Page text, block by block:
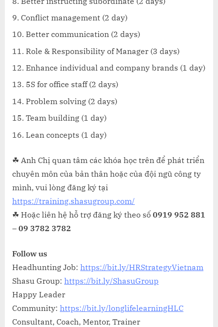
Conflict management (2 day)
Better communication (2 days)
Role & Responsibility of Manager (3 days)
Enhance individual and company brands (1 day)
5S for office staff (2 days)
Problem solving (2 days)
Team building (1 day)
Lean concepts (1 day)
☘ Anh Chị quan tâm các khóa học trên để phát triển
chuyên môn của bản thân hoặc của đội ngũ công ty
mình, vui lòng đăng ký tại
https://training.shasugroup.com/
☘ Hoặc liên hệ hỗ trợ đăng ký theo số 0919 952 881
– 09 3782 3782
Follow us
Headhunting Job: https://bit.ly/HRStrategyVietnam
Shasu Group: https://bit.ly/ShasuGroup
Happy Leader
Community: https://bit.ly/longlifelearningHLC
Consultant, Coach, Mentor, Trainer